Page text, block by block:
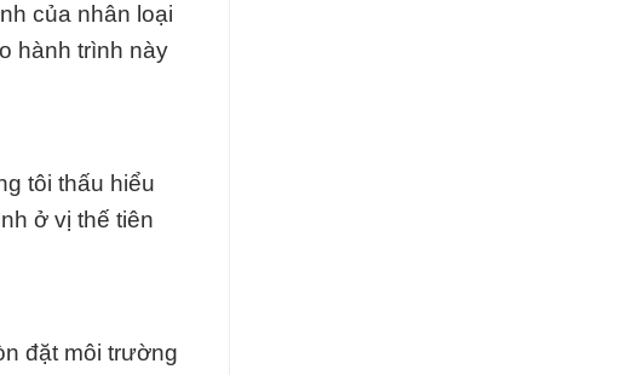
của nhân loại
hành trình này
tôi thấu hiểu
ở vị thế tiên
đặt môi trường